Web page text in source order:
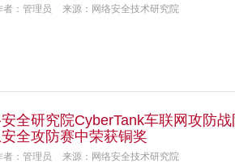
者：管理员 来源：网络安全技术研究院
安全研究院CyberTank车联网攻防
全攻防赛中荣获铜奖
者：管理员 来源：网络安全技术研究院